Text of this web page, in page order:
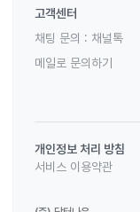
고객센터
채팅 문의 : 채널톡
메일로 문의하기
개인정보 처리 방침
서비스 이용약관